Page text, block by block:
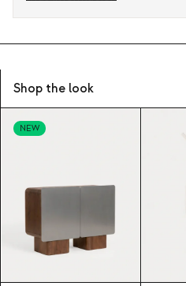
Shop the look
NEW